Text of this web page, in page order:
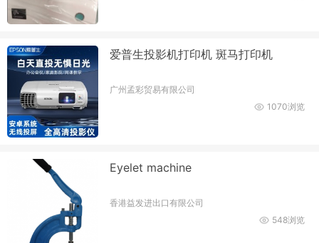
爱普生投影机打印机 斑马打印机
广州孟彩贸易有限公司
1070浏览
Eyelet machine
香港益发进出口有限公司
548浏览